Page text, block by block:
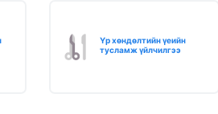
Үр хөндөлтийн үеийн
тусламж үйлчилгээ